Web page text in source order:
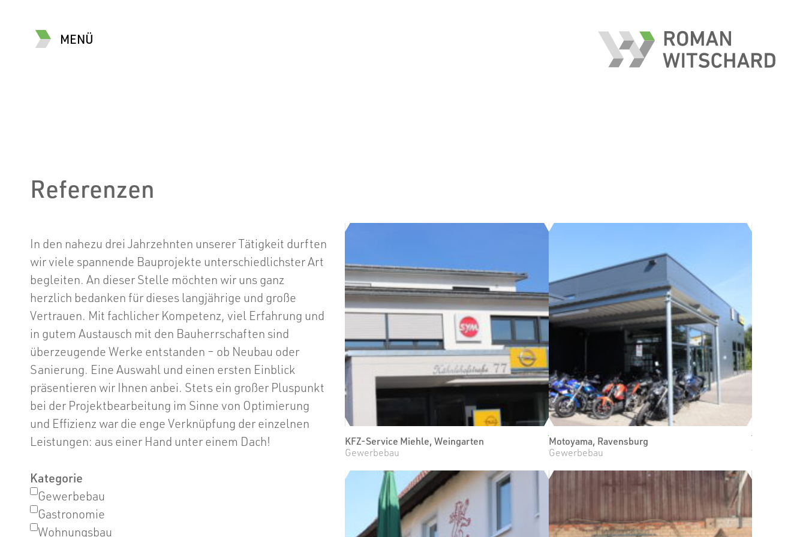
MENÜ
Referenzen
In den nahezu drei Jahrzehnten unserer Tätigkeit durften
wir viele spannende Bauprojekte unterschiedlichster Art
begleiten. An dieser Stelle möchten wir uns ganz
herzlich bedanken für dieses langjährige und große
Vertrauen. Mit fachlicher Kompetenz, viel Erfahrung und
in gutem Austausch mit den Bauherrschaften sind
überzeugende Werke entstanden – ob Neubau oder
Sanierung. Eine Auswahl und einen ersten Einblick
präsentieren wir Ihnen anbei. Stets ein großer Pluspunkt
bei der Projektbearbeitung im Sinne von Optimierung
und Effizienz war die enge Verknüpfung der einzelnen
Leistungen: aus einer Hand unter einem Dach!
Kategorie
Gewerbebau
Gastronomie
Wohnungsbau
KFZ-Service Miehle, Weingarten
Gewerbebau
Motoyama, Ravensburg
Gewerbebau